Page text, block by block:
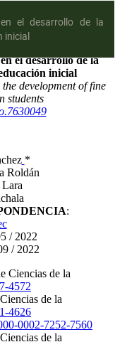
el desarrollo de la
inicial